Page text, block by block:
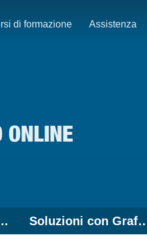
di formazione Assistenza
ONLINE
- Accessori Soluzioni con